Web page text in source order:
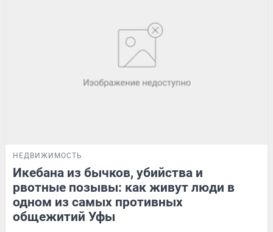
НЕДВИЖИМОСТЬ
Икебана из бычков, убийства и
рвотные позывы: как живут люди в
одном из самых противных
общежитий Уфы